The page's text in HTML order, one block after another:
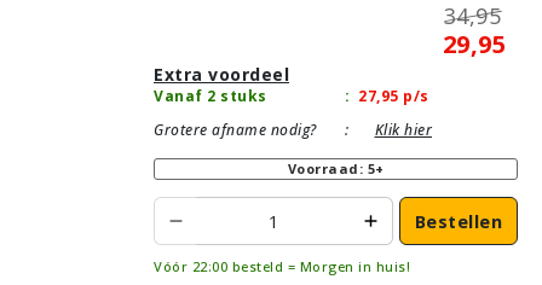
34,95
29,95
Extra voordeel
Vanaf 2 stuks : 27,95 p/s
Grotere afname nodig?
: Klik hier
Voorraad: 5+
Bestellen
Vóór 22:00 besteld = Morgen in huis!